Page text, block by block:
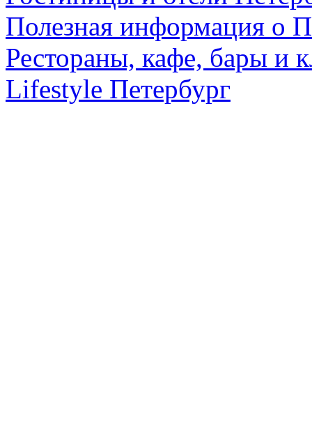
Полезная информация о
Рестораны, кафе, бары и
Lifestyle Петербург